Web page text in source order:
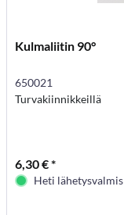
Kulmaliitin 90°
650021
Turvakiinnikkeillä
6,30 € *
Heti lähetysvalmis